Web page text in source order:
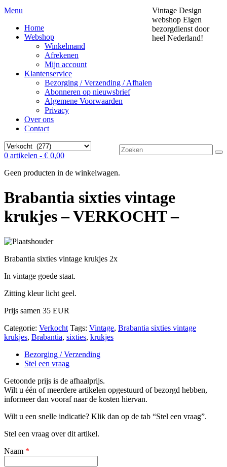
Menu
Home
Webshop
Winkelmand
Afrekenen
Mijn account
Klantenservice
Bezorging / Verzending / Afhalen
Abonneren op nieuwsbrief
Algemene Voorwaarden
Privacy
Over ons
Contact
Zoek
naar:
Vintage Design
webshop Eigen
bezorgdienst door
heel Nederland!
0 artikelen - € 0,00
Geen producten in de winkelwagen.
Brabantia sixties vintage
krukjes – VERKOCHT –
Brabantia sixties vintage krukjes 2x
In vintage goede staat.
Zitting kleur licht geel.
Prijs samen 35 EUR
Categorie: Verkocht Tags: Vintage, Brabantia sixties vintage
krukjes, Brabantia, sixties, krukjes
Bezorging / Verzending
Stel een vraag
Getoonde prijs is de afhaalprijs.
Wilt u één of meerdere artikelen opgestuurd of bezorgd hebben,
informeer dan vooraf naar de kosten hiervan.
Wilt u een snelle indicatie? Klik dan op de tab “Stel een vraag”.
Stel een vraag over dit artikel.
Naam *